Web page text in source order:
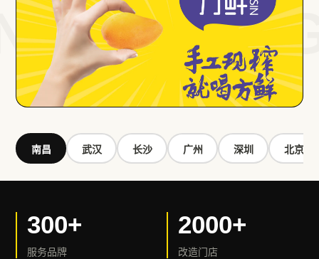
南昌 武汉 长沙 广州 深圳 北京
300+
服务品牌
2000+
改造门店